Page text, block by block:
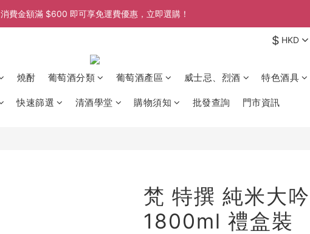
消費金額滿 $600 即可享免運費優惠，立即選購！
消費金額滿 $600 即可享免運費優惠，立即選購！
$ HKD
燒酎 葡萄酒分類 葡萄酒產區 威士忌、烈酒 特色酒具
快速篩選 清酒學堂 購物須知 批發查詢 門市資訊
梵 特撰 純米大
1800ml 禮盒裝